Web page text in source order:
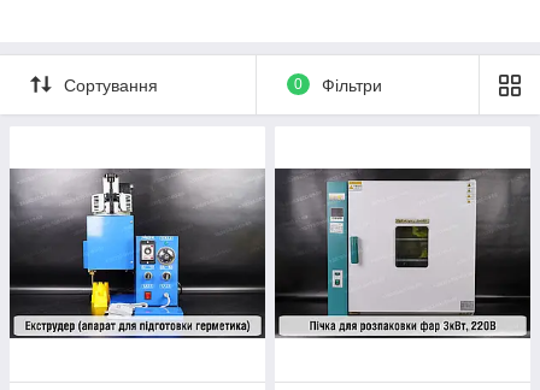
Сортування 0 Фільтри